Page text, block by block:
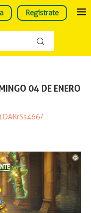
Regístrate
04 DE ENERO